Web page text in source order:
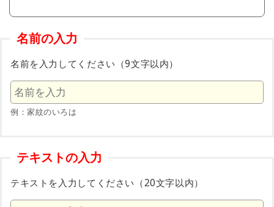
名前の入力
名前を入力してください（9文字以内）
例：家紋のいろは
テキストの入力
テキストを入力してください（20文字以内）